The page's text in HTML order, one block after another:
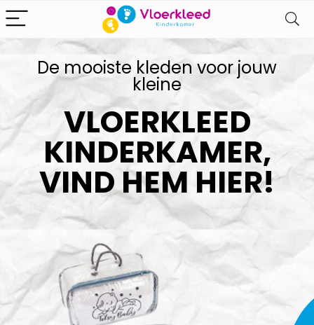
De mooiste kleden voor jouw
kleine
VLOERKLEED
KINDERKAMER,
VIND HEM HIER!